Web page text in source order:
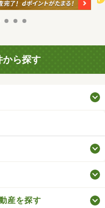
から探す
産を探す